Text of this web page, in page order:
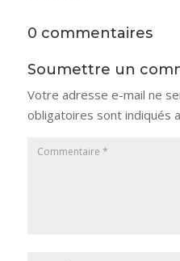
0 commentaires
Soumettre un
Votre adresse e-mail ne
obligatoires sont indiqués